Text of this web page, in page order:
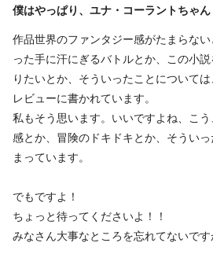
僕はやっぱり、ユナ・コーラントちゃん
作品世界のファンタジー感がたまらな
った手に汗にぎるバトルとか、この小
りたいとか、そういったことについて
レビューに書かれています。
私もそう思います。いいですよね、こ
感とか、冒険のドキドキとか、そうい
まっています。
でもですよ！
ちょっと待ってくださいよ！！
みなさん大事なところを忘れてないです